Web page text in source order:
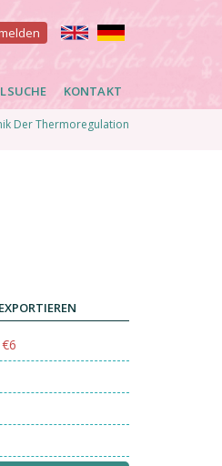
KONTAKT
Der Thermoregulation